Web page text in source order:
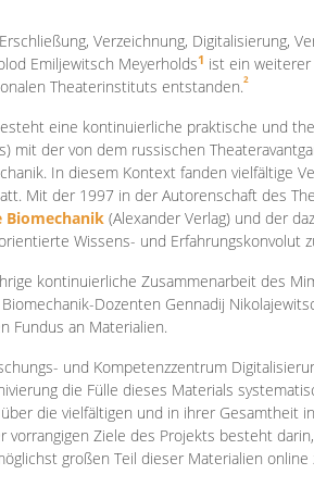
Verzeichnung, Digitalisierung,
Emiljewitsch Meyerholds1 ist ein
Theaterinstituts entstanden.2
eine kontinuierliche praktische und
mit der von dem russischen
In diesem Kontext fanden vielfältige
Mit der 1997 in der Autorenschaft des
Biomechanik (Alexander Verlag) und der
Wissens- und Erfahrungskonvolut
kontinuierliche Zusammenarbeit des
Dozenten Gennadij
Fundus an Materialien.
und Kompetenzzentrum
die Fülle dieses Materials
die vielfältigen und in ihrer Gesamtheit
vorrangigen Ziele des Projekts besteht
großen Teil dieser Materialien online